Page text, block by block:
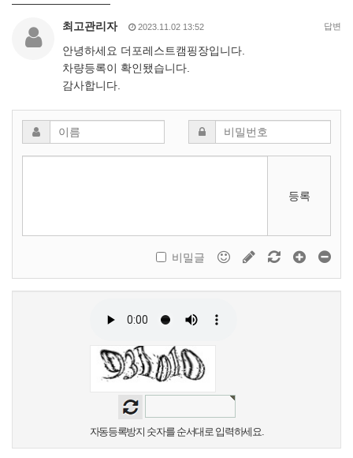
최고관리자 2023.11.02 13:52 답변
안녕하세요 더포레스트캠핑장입니다.
차량등록이 확인됐습니다.
감사합니다.
등록
비밀글
자동등록방지 숫자를 순서대로 입력하세요.